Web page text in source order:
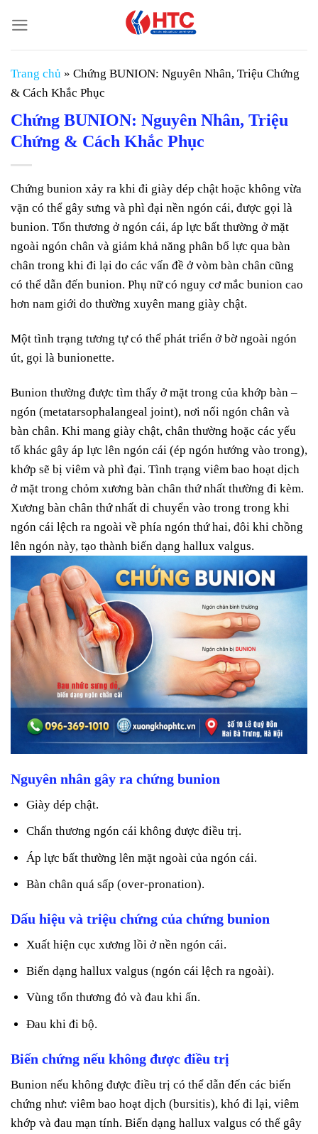
đến
nội
dung
Trang chủ » Chứng BUNION: Nguyên Nhân, Triệu Chứng
& Cách Khắc Phục
Chứng BUNION: Nguyên Nhân, Triệu
Chứng & Cách Khắc Phục
Chứng bunion xảy ra khi đi giày dép chật hoặc không vừa
vặn có thể gây sưng và phì đại nền ngón cái, được gọi là
bunion. Tổn thương ở ngón cái, áp lực bất thường ở mặt
ngoài ngón chân và giảm khả năng phân bố lực qua bàn
chân trong khi đi lại do các vấn đề ở vòm bàn chân cũng
có thể dẫn đến bunion. Phụ nữ có nguy cơ mắc bunion cao
hơn nam giới do thường xuyên mang giày chật.
Một tình trạng tương tự có thể phát triển ở bờ ngoài ngón
út, gọi là bunionette.
Bunion thường được tìm thấy ở mặt trong của khớp bàn –
ngón (metatarsophalangeal joint), nơi nối ngón chân và
bàn chân. Khi mang giày chật, chân thường hoặc các yếu
tố khác gây áp lực lên ngón cái (ép ngón hướng vào trong),
khớp sẽ bị viêm và phì đại. Tình trạng viêm bao hoạt dịch
ở mặt trong chỏm xương bàn chân thứ nhất thường đi kèm.
Xương bàn chân thứ nhất di chuyển vào trong trong khi
ngón cái lệch ra ngoài về phía ngón thứ hai, đôi khi chồng
lên ngón này, tạo thành biến dạng hallux valgus.
Nguyên nhân gây ra chứng bunion
Giày dép chật.
Chấn thương ngón cái không được điều trị.
Áp lực bất thường lên mặt ngoài của ngón cái.
Bàn chân quá sấp (over-pronation).
Dấu hiệu và triệu chứng của chứng bunion
Xuất hiện cục xương lồi ở nền ngón cái.
Biến dạng hallux valgus (ngón cái lệch ra ngoài).
Vùng tổn thương đỏ và đau khi ấn.
Đau khi đi bộ.
Biến chứng nếu không được điều trị
Bunion nếu không được điều trị có thể dẫn đến các biến
chứng như: viêm bao hoạt dịch (bursitis), khó đi lại, viêm
khớp và đau mạn tính. Biến dạng hallux valgus có thể gây